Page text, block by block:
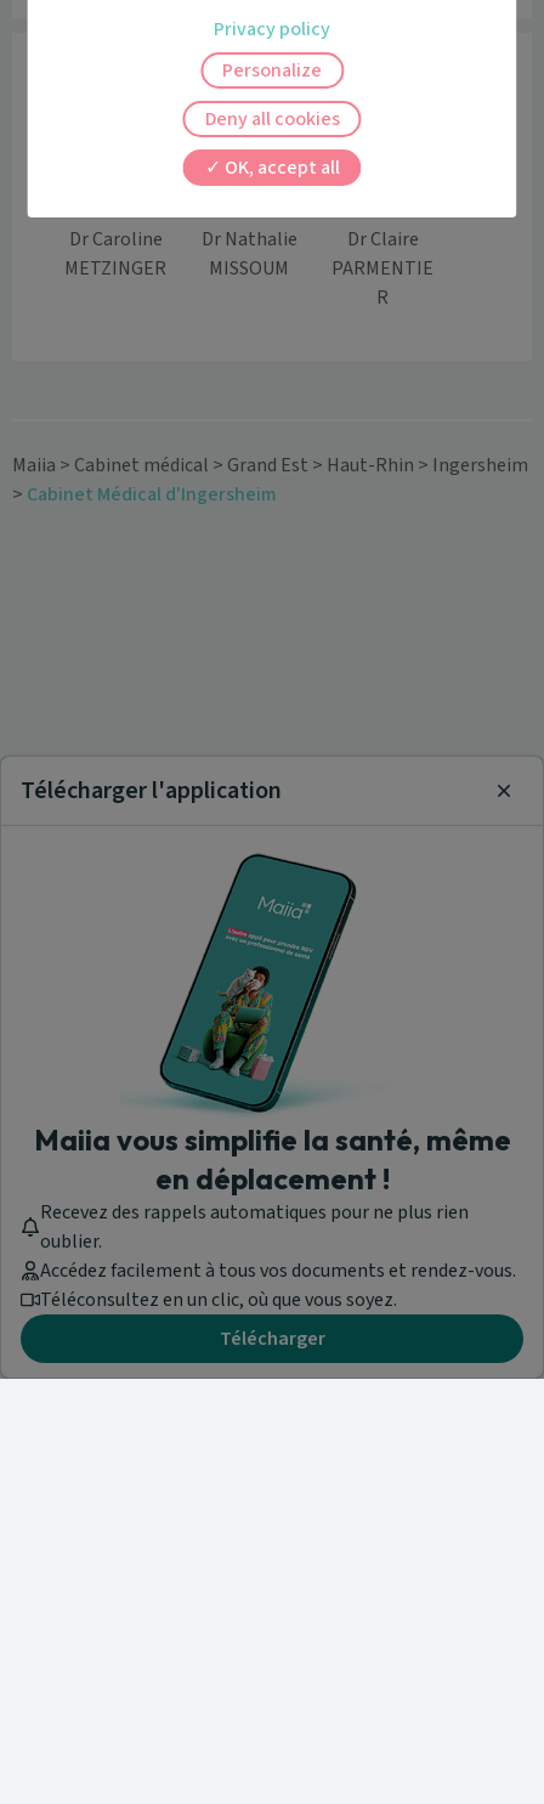
Médecin généraliste
Dr Caroline
METZINGER
Dr Nathalie
MISSOUM
Dr Claire
PARMENTIE
R
Maiia > Cabinet médical > Grand Est > Haut-Rhin > Ingersheim
> Cabinet Médical d'Ingersheim
Télécharger l'application
Maiia vous simplifie la santé, même
en déplacement !
Recevez des rappels automatiques pour ne plus rien
oublier.
Accédez facilement à tous vos documents et rendez-vous.
Téléconsultez en un clic, où que vous soyez.
Télécharger
OK, accept all
Deny all cookies
Personalize
Privacy policy